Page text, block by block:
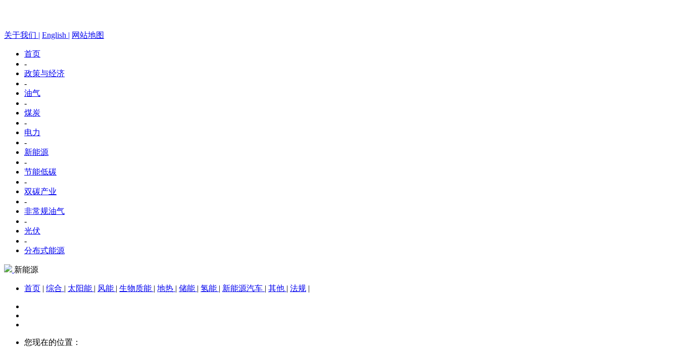
关于我们 | English | 网站地图
首页
-
政策与经济
-
油气
-
煤炭
-
电力
-
新能源
-
节能低碳
-
双碳产业
-
非常规油气
-
光伏
-
分布式能源
新能源
首页 | 综合 | 太阳能 | 风能 | 生物质能 | 地热 | 储能 | 氢能 | 新能源汽车 | 其他 | 法规 |
您现在的位置：